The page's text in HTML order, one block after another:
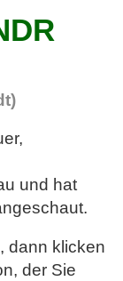
und hat
dann klicken
der Sie